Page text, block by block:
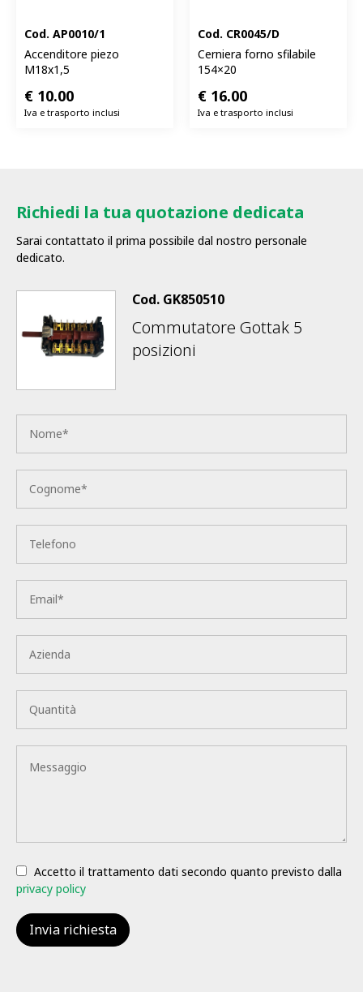
Cod. AP0010/1
Accenditore piezo
M18x1,5
€ 10.00
Iva e trasporto inclusi
Cod. CR0045/D
Cerniera forno sfilabile
154×20
€ 16.00
Iva e trasporto inclusi
Richiedi la tua quotazione dedicata
Sarai contattato il prima possibile dal nostro personale
dedicato.
Cod. GK850510
Commutatore Gottak 5
posizioni
Accetto il trattamento dati secondo quanto previsto dalla
privacy policy